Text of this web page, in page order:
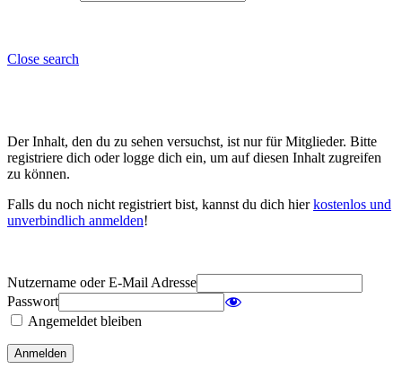
Close search
Der Inhalt, den du zu sehen versuchst, ist nur für Mitglieder. Bitte
registriere dich oder logge dich ein, um auf diesen Inhalt zugreifen
zu können.
Falls du noch nicht registriert bist, kannst du dich hierkostenlos und
unverbindlich anmelden!
Nutzername oder E-Mail Adresse
Passwort
Angemeldet bleiben